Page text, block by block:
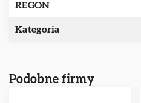
REGON
Kategoria
Podobne firmy